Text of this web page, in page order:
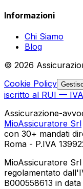
Informazioni
Chi Siamo
Blog
© 2026
Cookie Policy
iscritto al RUI —
Assicurazione-
MioAssicuratore Srl
con 30+ mandati
Roma - P.IVA
MioAssicuratore
regolamentato
B000558613 in data